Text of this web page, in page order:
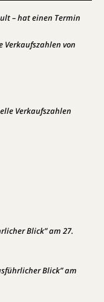
– hat einen Termin
Verkaufszahlen von
Verkaufszahlen
Blick” am 27.
Blick” am